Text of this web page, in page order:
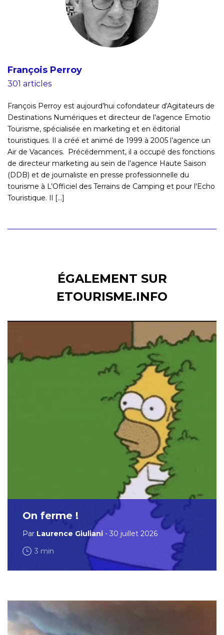
François Perroy
301 articles
François Perroy est aujourd’hui cofondateur d'Agitateurs de
Destinations Numériques et directeur de l’agence Emotio
Tourisme, spécialisée en marketing et en éditorial
touristiques. Il a créé et animé de 1999 à 2005 l’agence un
Air de Vacances. Précédemment, il a occupé des fonctions
de directeur marketing au sein de l’agence Haute Saison
(DDB) et de journaliste en presse professionnelle du
tourisme à L’Officiel des Terrains de Camping et pour l'Echo
Touristique. Il [...]
ÉGALEMENT SUR
ETOURISME.INFO
On ferme !
Par Laurence Giuliani - 30 juillet 2026
3 min